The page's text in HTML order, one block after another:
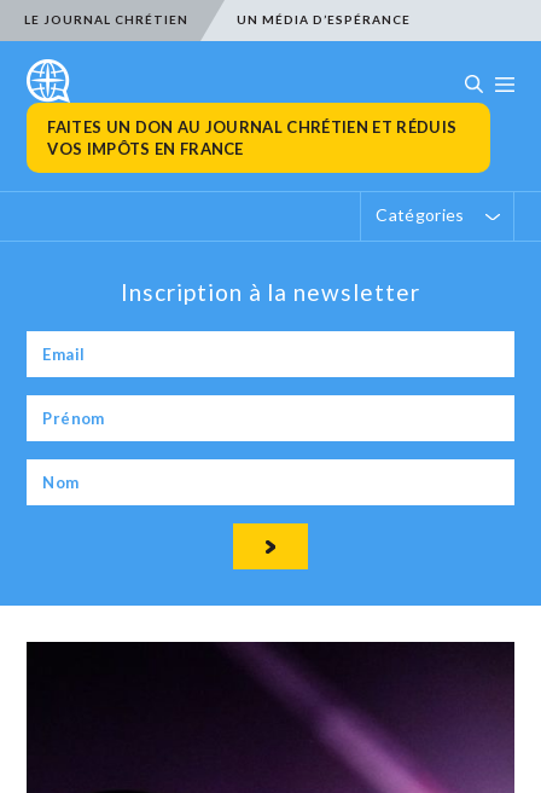
LE JOURNAL CHRÉTIEN UN MÉDIA D’ESPÉRANCE
FAITES UN DON AU JOURNAL CHRÉTIEN ET RÉDUIS
VOS IMPÔTS EN FRANCE
Catégories
Inscription à la newsletter